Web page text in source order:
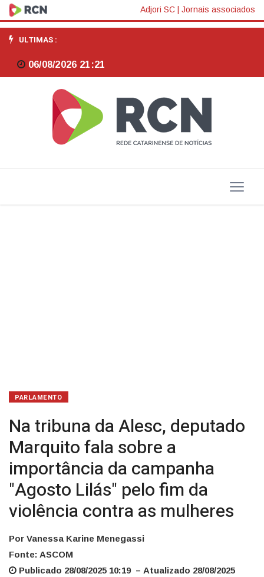
Na
tribuna
da
Alesc,
deputado
Marquito
fala
fim
da
violência
contra
as
mulheres
Adjori SC Jornais associados
ULTIMAS :
06/08/2026 21:21
PARLAMENTO
Na tribuna da Alesc, deputado
Marquito fala sobre a
importância da campanha
"Agosto Lilás" pelo fim da
violência contra as mulheres
Por Vanessa Karine Menegassi
Fonte: ASCOM
Publicado 28/08/2025 10:19 – Atualizado 28/08/2025